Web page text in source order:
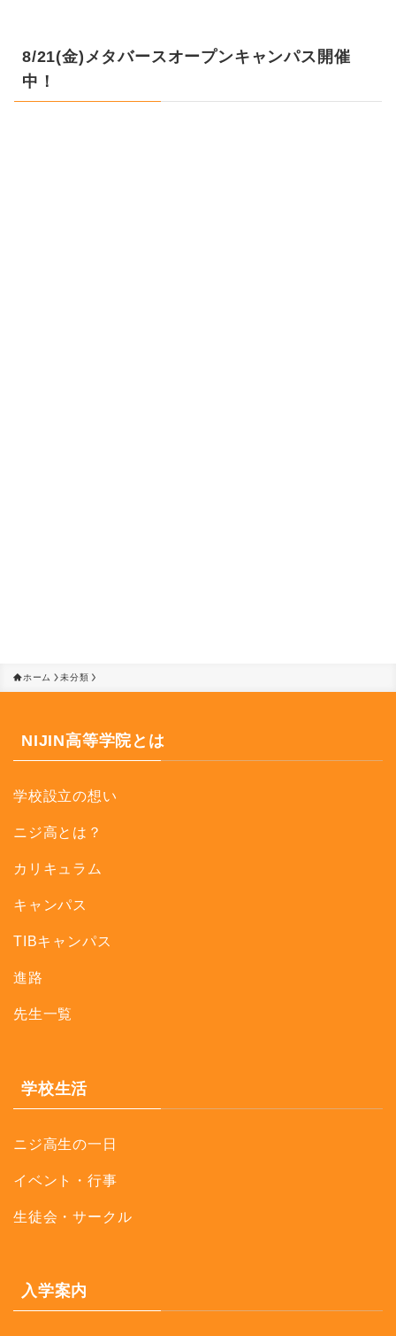
8/21(金)メタバースオープンキャンパス開催
中！
ホーム 未分類
NIJIN高等学院とは
学校設立の想い
ニジ高とは？
カリキュラム
キャンパス
TIBキャンパス
進路
先生一覧
学校生活
ニジ高生の一日
イベント・行事
生徒会・サークル
入学案内